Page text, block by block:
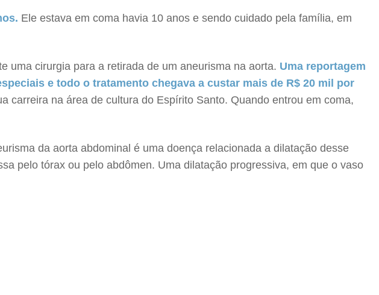
Ele estava em coma havia 10 anos e sendo cuidado pela família, em
uma cirurgia para a retirada de um aneurisma na aorta. Uma reportagem
e todo o tratamento chegava a custar mais de R$ 20 mil por
carreira na área de cultura do Espírito Santo. Quando entrou em coma,
da aorta abdominal é uma doença relacionada a dilatação desse
pelo tórax ou pelo abdômen. Uma dilatação progressiva, em que o vaso